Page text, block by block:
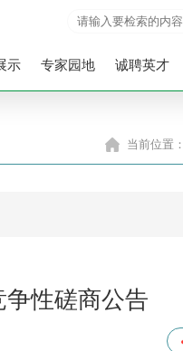
示 专家园地 诚聘英才
当前位置：
性磋商公告